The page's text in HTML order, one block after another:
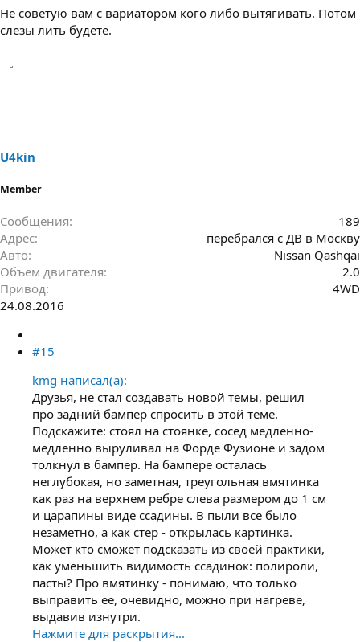
Не советую вам с вариатором кого либо вытягивать. Потом
слезы лить будете.
U4kin
Member
Сообщения
189
Адрес
перебрался с ДВ в Москву
Авто
Nissan Qashqai
Объем двигателя
2.0
Привод
4WD
24.08.2016
#15
kmg написал(а):
Друзья, не стал создавать новой темы, решил
про задний бампер спросить в этой теме.
Подскажите: стоял на стоянке, сосед медленно-
медленно выруливал на Форде Фузионе и задом
толкнул в бампер. На бампере осталась
неглубокая, но заметная, треугольная вмятинка
как раз на верхнем ребре слева размером до 1 см
и царапины виде ссадины. В пыли все было
незаметно, а как стер - открылась картинка.
Может кто сможет подсказать из своей практики,
как уменьшить видимость ссадинок: полироли,
пасты? Про вмятинку - понимаю, что только
выправить ее, очевидно, можно при нагреве,
выдавив изнутри.
Нажмите для раскрытия...